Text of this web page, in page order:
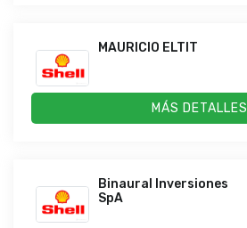
MAURICIO ELTIT
MÁS DETALLES
Binaural Inversiones
SpA